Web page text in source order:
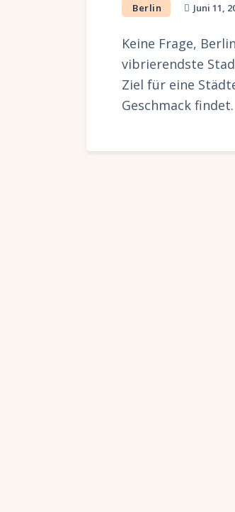
Berlin Juni 11,
Keine Frage,
vibrierendste
Ziel für eine
Geschmack findet.